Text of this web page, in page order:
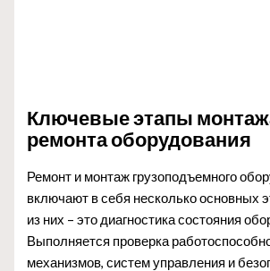
Ключевые этапы
ремонта оборудования
Ремонт и монтаж грузоподъемного
включают в себя несколько основных
из них – это диагностика состояния
Выполняется проверка
механизмов, систем управления и